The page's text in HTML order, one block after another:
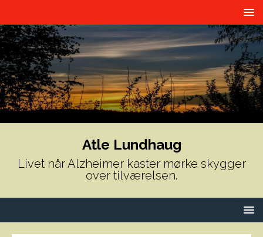
Atle Lundhaug
Livet når Alzheimer kaster mørke skygger
over tilværelsen.